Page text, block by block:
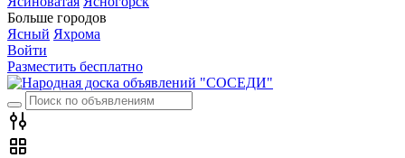
Больше городов
Ясный Яхрома
Войти
Разместить бесплатно